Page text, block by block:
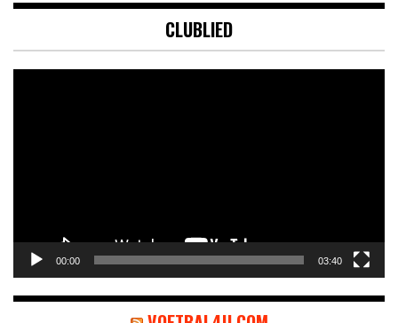
CLUBLIED
00:00 03:40